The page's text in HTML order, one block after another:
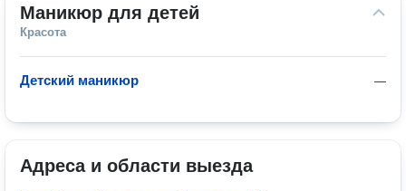
Маникюр для детей
Красота
—
Детский маникюр
Адреса и области выезда